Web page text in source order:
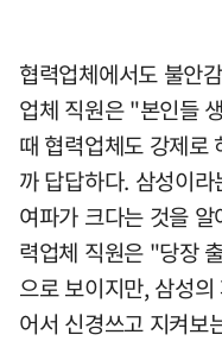
협력업체에서도 불안
업체 직원은 "본인들
때 협력업체도 강제로
까 답답하다. 삼성이
여파가 크다는 것을
력업체 직원은 "당장
으로 보이지만, 삼성
어서 신경쓰고 지켜보